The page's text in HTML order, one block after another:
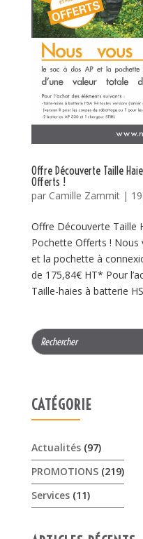
Offre Découverte Taille
Offerts !
par Camille Zammit|
Offre Découverte Taille
Pochette Offerts ! Nous
et la pochette à
de 175,84€ HT* Pour
Taille-haies à batterie
Search
for:
CATÉGORIE
Actualités(97)
PROMOTIONS(219)
Services(11)